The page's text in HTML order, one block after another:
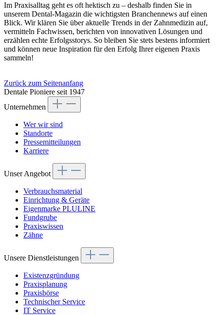
Im Praxisalltag geht es oft hektisch zu – deshalb finden Sie in
unserem Dental-Magazin die wichtigsten Branchennews auf einen
Blick. Wir klären Sie über aktuelle Trends in der Zahnmedizin auf,
vermitteln Fachwissen, berichten von innovativen Lösungen und
erzählen echte Erfolgsstorys. So bleiben Sie stets bestens informiert
und können neue Inspiration für den Erfolg Ihrer eigenen Praxis
sammeln!
Zurück zum Seitenanfang
Dentale Pioniere seit 1947
Unternehmen
Wer wir sind
Standorte
Pressemitteilungen
Karriere
Unser Angebot
Verbrauchsmaterial
Einrichtung & Geräte
Eigenmarke PLULINE
Fundgrube
Praxiswissen
Zähne
Unsere Dienstleistungen
Existenzgründung
Praxisplanung
Praxisbörse
Technischer Service
IT Service